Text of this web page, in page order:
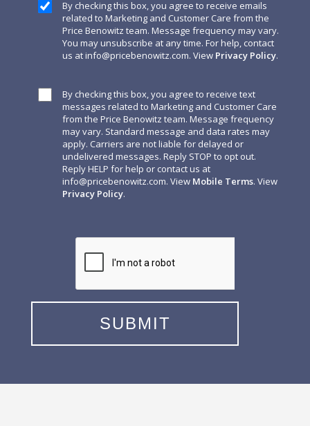
By checking this box, you agree to receive emails
related to Marketing and Customer Care from the
Price Benowitz team. Message frequency may vary.
You may unsubscribe at any time. For help, contact
us atinfo@pricebenowitz.com. View Privacy Policy.
By checking this box, you agree to receive text
messages related to Marketing and Customer Care
from the Price Benowitz team. Message frequency
may vary. Standard message and data rates may
apply. Carriers are not liable for delayed or
undelivered messages. Reply STOP to opt out.
Reply HELP for help or contact us at
info@pricebenowitz.com. View Mobile Terms. View
Privacy Policy.